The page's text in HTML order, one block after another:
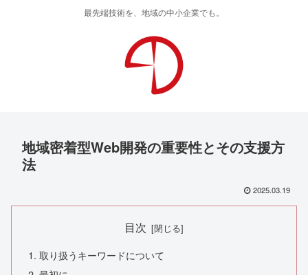
最先端技術を、地域の中小企業でも。
地域密着型Web開発の重要性とその支援方
法
2025.03.19
目次
取り扱うキーワードについて